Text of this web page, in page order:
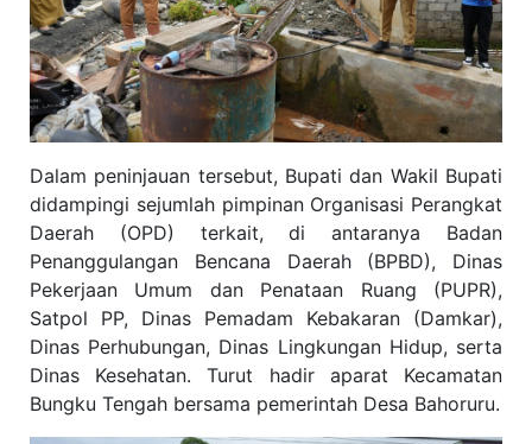
Dalam peninjauan tersebut, Bupati dan Wakil Bupati
didampingi sejumlah pimpinan Organisasi Perangkat
Daerah (OPD) terkait, di antaranya Badan
Penanggulangan Bencana Daerah (BPBD), Dinas
Pekerjaan Umum dan Penataan Ruang (PUPR),
Satpol PP, Dinas Pemadam Kebakaran (Damkar),
Dinas Perhubungan, Dinas Lingkungan Hidup, serta
Dinas Kesehatan. Turut hadir aparat Kecamatan
Bungku Tengah bersama pemerintah Desa Bahoruru.